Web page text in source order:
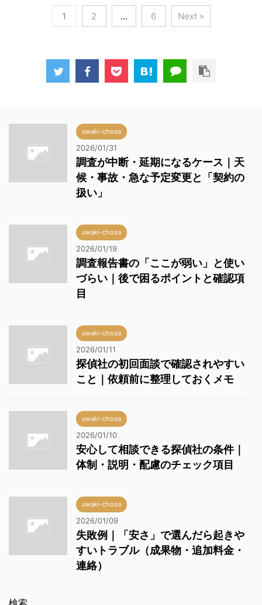
1 2 … 6 Next »
uwaki-chosa
2026/01/31
調査が中断・延期になるケース｜天
候・事故・急な予定変更と「契約の
扱い」
uwaki-chosa
2026/01/19
調査報告書の「ここが弱い」と使い
づらい｜後で困るポイントと確認項
目
uwaki-chosa
2026/01/11
探偵社の初回面談で確認されやすい
こと｜依頼前に整理しておくメモ
uwaki-chosa
2026/01/10
安心して相談できる探偵社の条件｜
体制・説明・配慮のチェック項目
uwaki-chosa
2026/01/09
失敗例｜「安さ」で選んだら起きや
すいトラブル（成果物・追加料金・
連絡）